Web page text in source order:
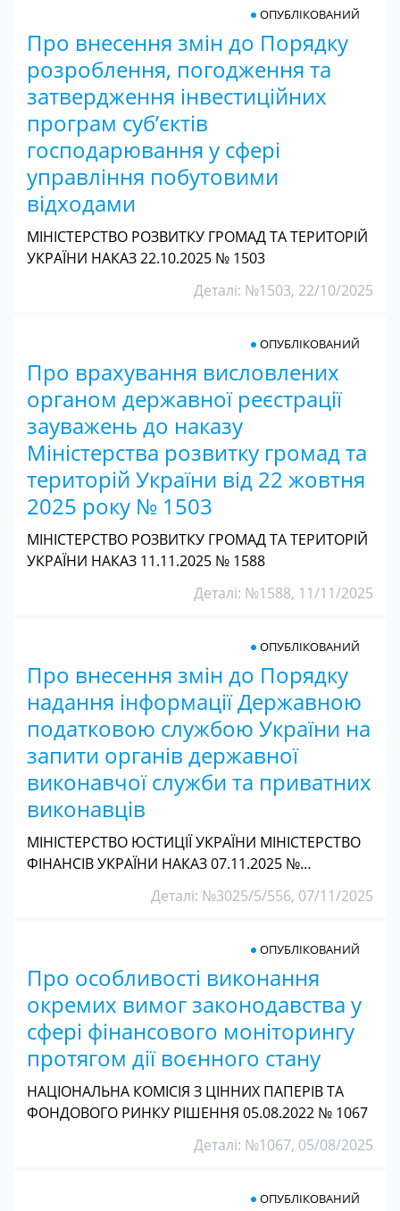
Про внесення змін до Порядку
розроблення, погодження та
затвердження інвестиційних
програм суб’єктів
господарювання у сфері
управління побутовими
відходами
ОПУБЛІКОВАНИЙ
МІНІСТЕРСТВО РОЗВИТКУ ГРОМАД ТА ТЕРИТОРІЙ
УКРАЇНИ НАКАЗ 22.10.2025 № 1503
Деталі: №1503, 22/10/2025
Про врахування висловлених
органом державної реєстрації
зауважень до наказу
Міністерства розвитку громад та
територій України від 22 жовтня
2025 року № 1503
ОПУБЛІКОВАНИЙ
МІНІСТЕРСТВО РОЗВИТКУ ГРОМАД ТА ТЕРИТОРІЙ
УКРАЇНИ НАКАЗ 11.11.2025 № 1588
Деталі: №1588, 11/11/2025
Про внесення змін до Порядку
надання інформації Державною
податковою службою України на
запити органів державної
виконавчої служби та приватних
виконавців
ОПУБЛІКОВАНИЙ
МІНІСТЕРСТВО ЮСТИЦІЇ УКРАЇНИ МІНІСТЕРСТВО
ФІНАНСІВ УКРАЇНИ НАКАЗ 07.11.2025 №…
Деталі: №3025/5/556, 07/11/2025
Про особливості виконання
окремих вимог законодавства у
сфері фінансового моніторингу
протягом дії воєнного стану
ОПУБЛІКОВАНИЙ
НАЦІОНАЛЬНА КОМІСІЯ З ЦІННИХ ПАПЕРІВ ТА
ФОНДОВОГО РИНКУ РІШЕННЯ 05.08.2022 № 1067
Деталі: №1067, 05/08/2025
ОПУБЛІКОВАНИЙ